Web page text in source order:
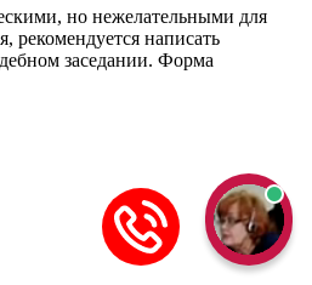
но нежелательными для
рекомендуется написать
заседании. Форма